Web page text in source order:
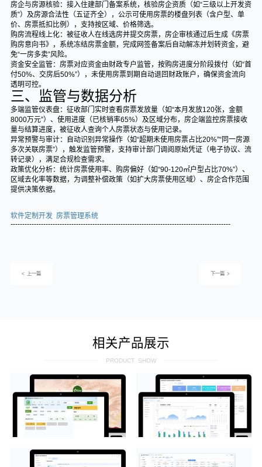
房企与房源核验：接入住建部门备案系统，核验房企资质（如“三级以上开发资
质”）及房源合法性（五证齐全），公示可使用房票的楼盘列表（含户型、单
价、房票抵扣比例），支持按区域、价格筛选。
购房流程线上化：被征收人在线选房并提交房票，房企审核通过后生成《房票
购房意向书》，系统冻结房票金额，完成网签备案后自动解冻并划转资金，避
免“一房多卖”风险。
资金安全监管：房票对应资金由财政专户监管，按购房进度分阶段拨付（如“首
付50%、交房后50%”），未使用房票到期自动退回财政账户，确保资金流向
透明可控。
三、监管与数据分析
多端监管仪表盘：征收部门实时查看房票发放量（如“本月发放120张，金额
8000万元”）、使用进度（已核销率65%）及区域分布，房企端监控房票接收
量与结算进度，被征收人查询个人房票状态与使用记录。
异常预警与审计：自动识别异常操作（如“超期未使用房票占比20%”“同一房源
多次关联房票”），触发监管预警，支持审计部门调阅原始凭证（电子协议、流
转记录），满足合规检查需求。
政策优化分析：统计房票使用率、购房偏好（如“90-120㎡户型占比70%”）、
区域去化率等数据，为调整补偿政策（如扩大房票使用区域）、房企合作范围
提供决策依据。
软件定制开发 房票管理系统
----------------------------------------------------------------------------------------------
< 上一篇 下一篇 >
相关产品展示
PRODUCT SHOW